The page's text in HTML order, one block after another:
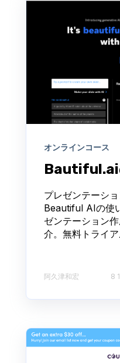
オンラインコース
Bautiful.ai
プレゼンテーシ
Beautiful AIの使
ゼンテーション
介。無料トライア
阿久津和宏 8